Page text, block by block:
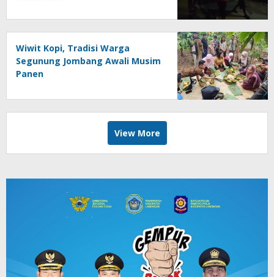
Wiwit Kopi, Tradisi Warga
Segunung Jombang Awali Musim
Panen
View More